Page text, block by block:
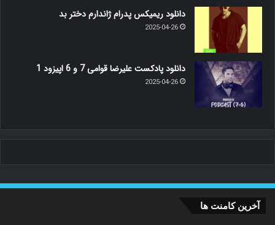
دانلود ریمیکس پدرام ژاندارم دختر بد
2025-04-26
دانلود پادکست علیرضا قوامی 7 و 6 اپیزود 1
2025-04-26
آخرین کامنت ها